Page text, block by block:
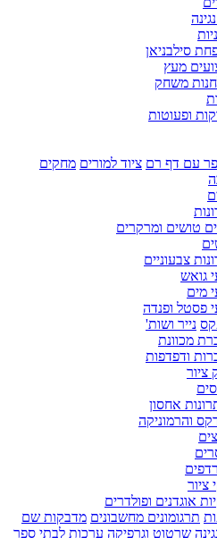
סילבניאן
מעץ
משחק
ופעוטות
עם דף רם ציוד למורים מחקים
טושים ומרקרים
צבעוניים
גואש
מים
פסטל ופנדה
נייר ושות'
מכוונת
ודפדפות
ציור
אחסון
והרמוניקה
ציור
אוגדנים ופולדרים
תרגומונים מחשבונים מדבקות שם
שרטוט וגרפיקה ערכות לבתי ספר